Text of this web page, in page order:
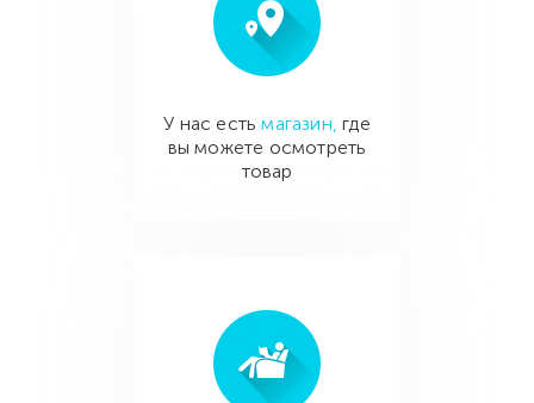
У нас естьмагазин, где
вы можете осмотреть
товар